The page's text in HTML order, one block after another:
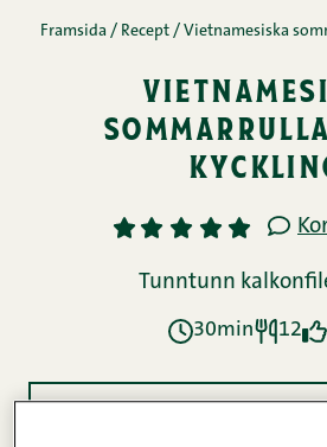
Framsida / Recept / Vietnamesiska
1 2 3 4 5
Tunntunn
30min 12